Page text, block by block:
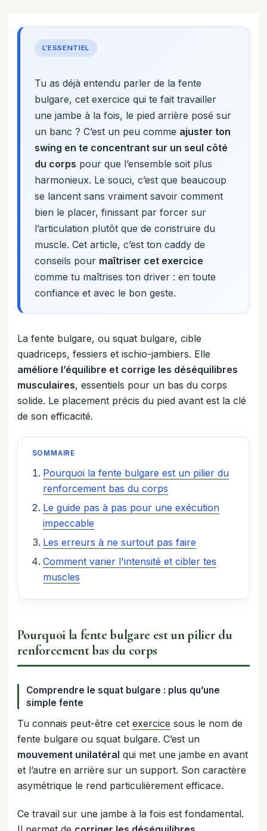
L’ESSENTIEL
Tu as déjà entendu parler de la fente
bulgare, cet exercice qui te fait travailler
une jambe à la fois, le pied arrière posé sur
un banc ? C’est un peu comme ajuster ton
swing en te concentrant sur un seul côté
du corps pour que l’ensemble soit plus
harmonieux. Le souci, c’est que beaucoup
se lancent sans vraiment savoir comment
bien le placer, finissant par forcer sur
l’articulation plutôt que de construire du
muscle. Cet article, c’est ton caddy de
conseils pour maîtriser cet exercice
comme tu maîtrises ton driver : en toute
confiance et avec le bon geste.
La fente bulgare, ou squat bulgare, cible
quadriceps, fessiers et ischio-jambiers. Elle
améliore l’équilibre et corrige les déséquilibres
musculaires, essentiels pour un bas du corps
solide. Le placement précis du pied avant est la clé
de son efficacité.
SOMMAIRE
Pourquoi la fente bulgare est un pilier du
renforcement bas du corps
Le guide pas à pas pour une exécution
impeccable
Les erreurs à ne surtout pas faire
Comment varier l'intensité et cibler tes
muscles
Pourquoi la fente bulgare est un pilier du
renforcement bas du corps
Comprendre le squat bulgare : plus qu’une
simple fente
Tu connais peut-être cet exercice sous le nom de
fente bulgare ou squat bulgare. C’est un
mouvement unilatéral qui met une jambe en avant
et l’autre en arrière sur un support. Son caractère
asymétrique le rend particulièrement efficace.
Ce travail sur une jambe à la fois est fondamental.